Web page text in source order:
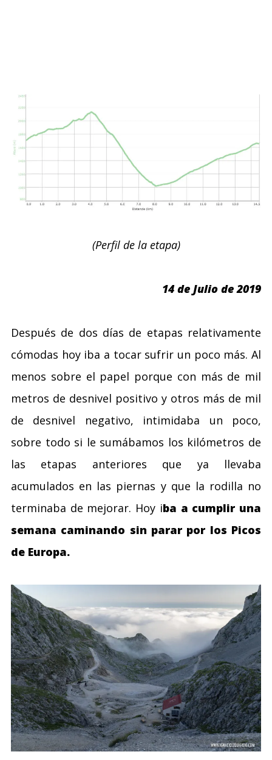
(Perfil de la etapa)
14 de Julio de 2019
Después de dos días de etapas relativamente
cómodas hoy iba a tocar sufrir un poco más. Al
menos sobre el papel porque con más de mil
metros de desnivel positivo y otros más de mil
de desnivel negativo, intimidaba un poco,
sobre todo si le sumábamos los kilómetros de
las etapas anteriores que ya llevaba
acumulados en las piernas y que la rodilla no
terminaba de mejorar. Hoy iba a cumplir una
semana caminando sin parar por los Picos
de Europa.